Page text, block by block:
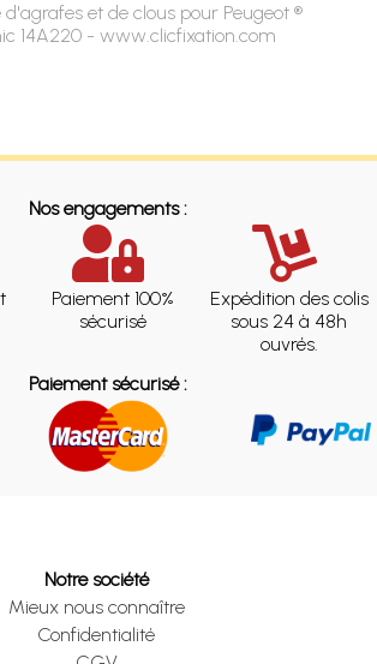
d'agrafes et de clous pour Peugeot ®
14A220 - www.clicfixation.com
Nos engagements :
Paiement 100%
sécurisé
Expédition des colis
sous 24 à 48h
ouvrés.
Paiement sécurisé :
Notre société
Mieux nous connaître
Confidentialité